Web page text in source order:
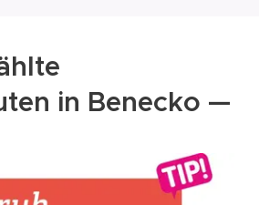
in Benecko —